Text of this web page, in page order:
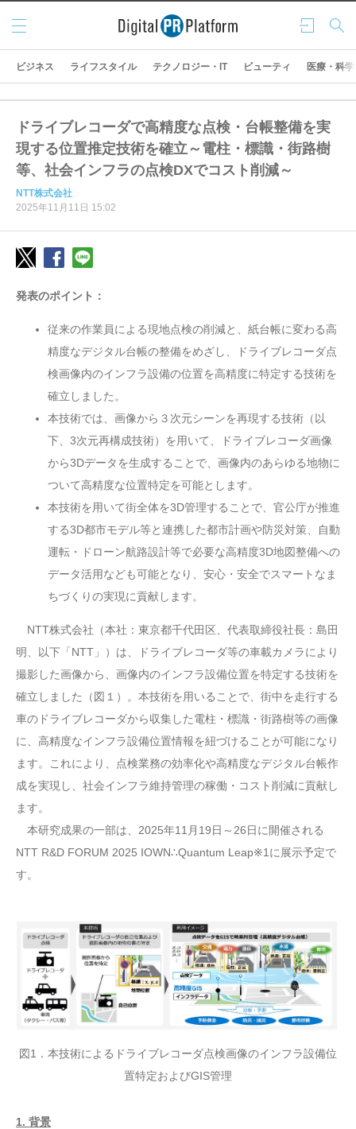
ログ
イン
検索
メニ
ュー
ビジネス ライフスタイル テクノロジー・IT ビューティ 医療・科学
ドライブレコーダで高精度な点検・台帳整備を実
現する位置推定技術を確立～電柱・標識・街路樹
等、社会インフラの点検DXでコスト削減～
NTT株式会社
2025年11月11日 15:02
発表のポイント：
従来の作業員による現地点検の削減と、紙台帳に変わる高
精度なデジタル台帳の整備をめざし、ドライブレコーダ点
検画像内のインフラ設備の位置を高精度に特定する技術を
確立しました。
本技術では、画像から３次元シーンを再現する技術（以
下、3次元再構成技術）を用いて、ドライブレコーダ画像
から3Dデータを生成することで、画像内のあらゆる地物に
ついて高精度な位置特定を可能とします。
本技術を用いて街全体を3D管理することで、官公庁が推進
する3D都市モデル等と連携した都市計画や防災対策、自動
運転・ドローン航路設計等で必要な高精度3D地図整備への
データ活用なども可能となり、安心・安全でスマートなま
ちづくりの実現に貢献します。
NTT株式会社（本社：東京都千代田区、代表取締役社長：島田
明、以下「NTT」）は、ドライブレコーダ等の車載カメラにより
撮影した画像から、画像内のインフラ設備位置を特定する技術を
確立しました（図１）。本技術を用いることで、街中を走行する
車のドライブレコーダから収集した電柱・標識・街路樹等の画像
に、高精度なインフラ設備位置情報を紐づけることが可能になり
ます。これにより、点検業務の効率化や高精度なデジタル台帳作
成を実現し、社会インフラ維持管理の稼働・コスト削減に貢献し
ます。
本研究成果の一部は、2025年11月19日～26日に開催される
NTT R&D FORUM 2025 IOWN∴Quantum Leap※1に展示予定で
す。
図1．本技術によるドライブレコーダ点検画像のインフラ設備位
置特定およびGIS管理
1. 背景